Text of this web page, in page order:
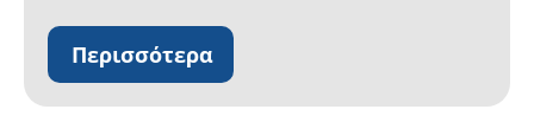
Περισσότερα